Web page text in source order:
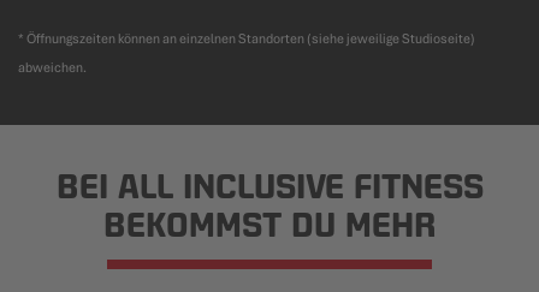
* Öffnungszeiten können an einzelnen Standorten (siehe jeweilige Studioseite)
abweichen.
BEI ALL INCLUSIVE FITNESS
BEKOMMST DU MEHR